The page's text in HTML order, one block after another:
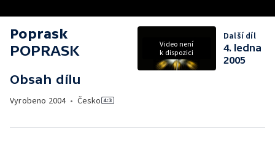
Poprask
POPRASK
Obsah dílu
Vyrobeno 2004• Česko
Video není
k dispozici
Další díl
4. ledna
2005